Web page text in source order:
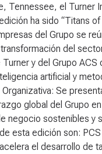
Tennessee, el
ha sido “Titans
del Grupo se
del
y del Grupo
artificial y
Se
global del Grupo
negocio sostenibles y
esta edición son:
el desarrollo de